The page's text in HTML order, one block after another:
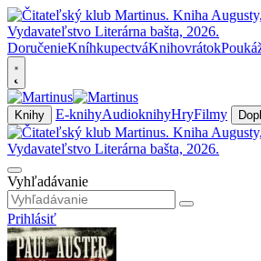
DoručenieKníhkupectváKnihovrátok
Knihy E-knihyAudioknihyHryFilmy
Vyhľadávanie
Prihlásiť